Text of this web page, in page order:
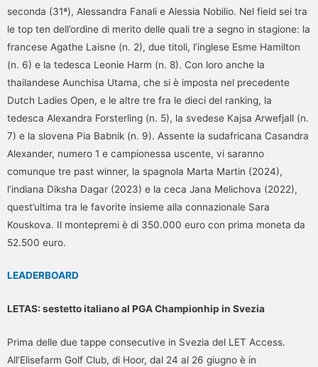
seconda (31ª), Alessandra Fanali e Alessia Nobilio. Nel field sei tra
le top ten dell’ordine di merito delle quali tre a segno in stagione: la
francese Agathe Laisne (n. 2), due titoli, l’inglese Esme Hamilton
(n. 6) e la tedesca Leonie Harm (n. 8). Con loro anche la
thailandese Aunchisa Utama, che si è imposta nel precedente
Dutch Ladies Open, e le altre tre fra le dieci del ranking, la
tedesca Alexandra Forsterling (n. 5), la svedese Kajsa Arwefjall (n.
7) e la slovena Pia Babnik (n. 9). Assente la sudafricana Casandra
Alexander, numero 1 e campionessa uscente, vi saranno
comunque tre past winner, la spagnola Marta Martin (2024),
l’indiana Diksha Dagar (2023) e la ceca Jana Melichova (2022),
quest’ultima tra le favorite insieme alla connazionale Sara
Kouskova. Il montepremi è di 350.000 euro con prima moneta da
52.500 euro.
LEADERBOARD
LETAS: sestetto italiano al PGA Championhip in Svezia
Prima delle due tappe consecutive in Svezia del LET Access.
All’Elisefarm Golf Club, di Hoor, dal 24 al 26 giugno è in